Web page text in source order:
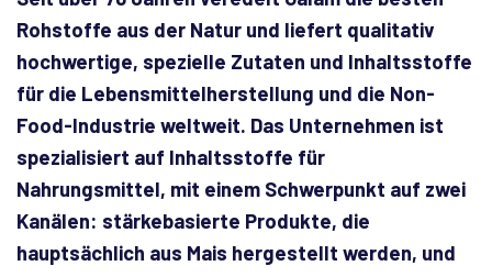
Rohstoffe aus der Natur und liefert qualitativ
hochwertige, spezielle Zutaten und Inhaltsstoffe
für die Lebensmittelherstellung und die Non-
Food-Industrie weltweit. Das Unternehmen ist
spezialisiert auf Inhaltsstoffe für
Nahrungsmittel, mit einem Schwerpunkt auf zwei
Kanälen: stärkebasierte Produkte, die
hauptsächlich aus Mais hergestellt werden, und